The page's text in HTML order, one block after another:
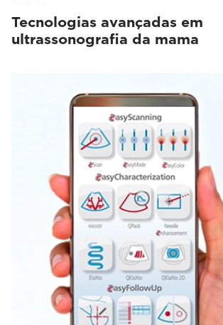
Tecnologias avançadas em
ultrassonografia da mama